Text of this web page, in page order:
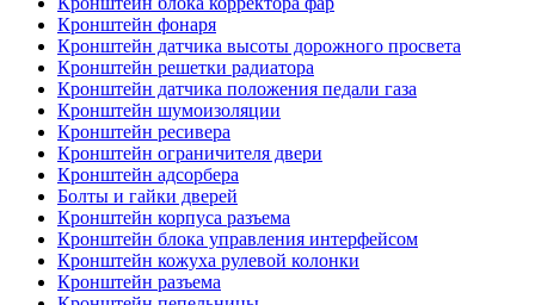
Кронштейн фонаря
Кронштейн датчика высоты дорожного просвета
Кронштейн решетки радиатора
Кронштейн датчика положения педали газа
Кронштейн шумоизоляции
Кронштейн ресивера
Кронштейн ограничителя двери
Кронштейн адсорбера
Болты и гайки дверей
Кронштейн корпуса разъема
Кронштейн блока управления интерфейсом
Кронштейн кожуха рулевой колонки
Кронштейн разъема